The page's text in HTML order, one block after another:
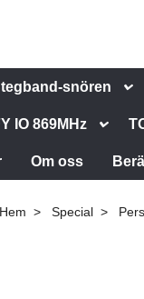
snören
IO 869MHz
Om oss
Hem Special